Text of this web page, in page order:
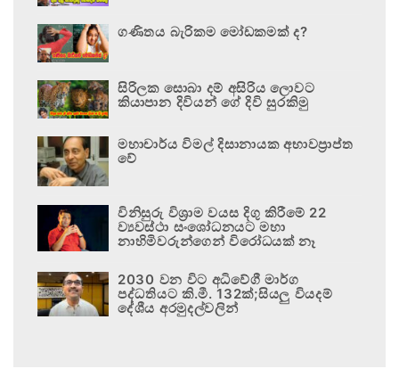
ගණිතය බැරිකම මෝඩකමක් ද?
සිරිලක සොබා දම් අසිරිය ලොවට
කියාපාන දිවියන් ගේ දිවි සුරකිමු
මහාචාර්ය විමල් දිසානායක අභාවප්‍රාප්ත
වේ
විනිසුරු විශ්‍රාම වයස දිගු කිරීමේ 22
ව්‍යවස්ථා සංශෝධනයට මහා
නාහිමිවරුන්ගෙන් විරෝධයක් නෑ
2030 වන විට අධිවේගී මාර්ග
පද්ධතියට කි.මී. 132ක්;සියලු වියදම්
දේශීය අරමුදල්වලින්